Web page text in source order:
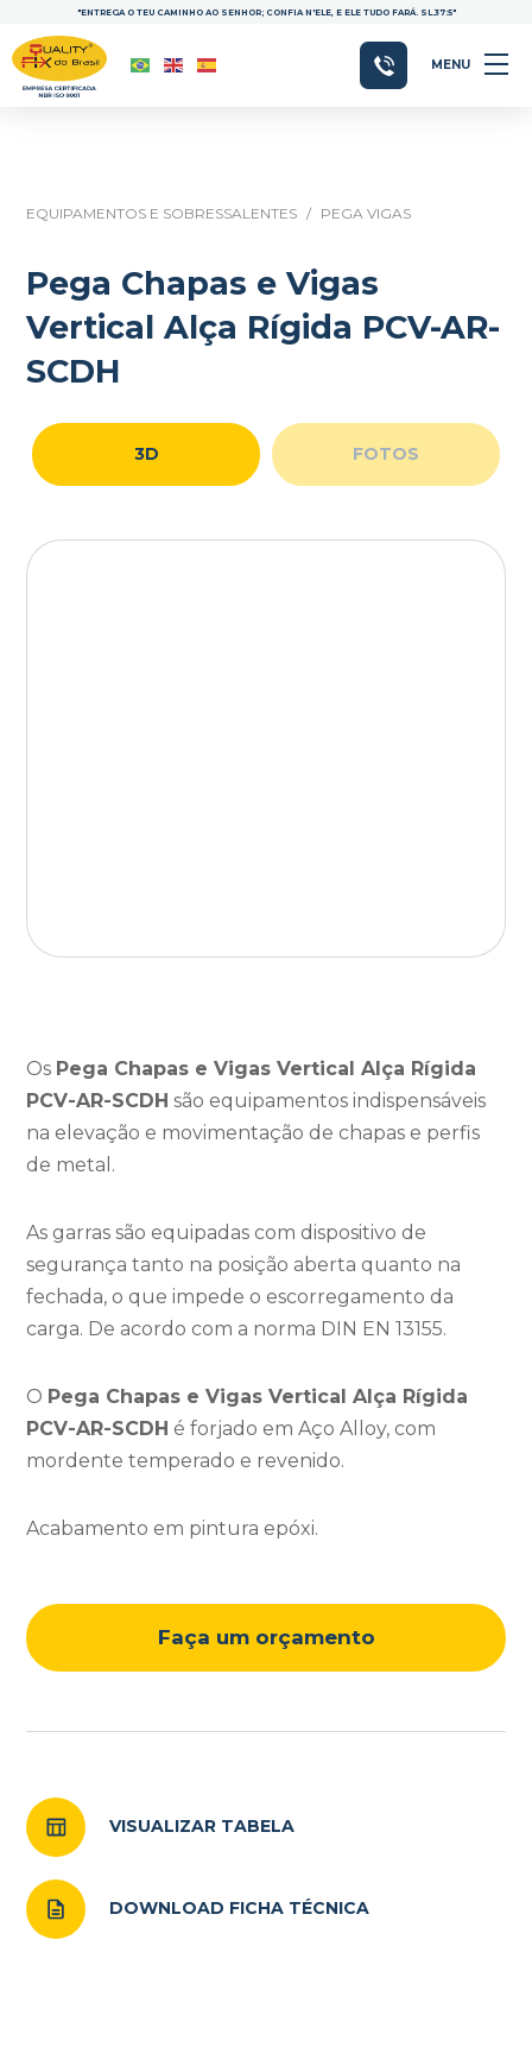
"ENTREGA O TEU CAMINHO AO SENHOR; CONFIA N'ELE, E ELE TUDO FARÁ. SL.37:5"
MENU
EQUIPAMENTOS E SOBRESSALENTES / PEGA VIGAS
Pega Chapas e Vigas
Vertical Alça Rígida PCV-AR-
SCDH
3D FOTOS
Os Pega Chapas e Vigas Vertical Alça Rígida
PCV-AR-SCDH são equipamentos indispensáveis
na elevação e movimentação de chapas e perfis
de metal.
As garras são equipadas com dispositivo de
segurança tanto na posição aberta quanto na
fechada, o que impede o escorregamento da
carga. De acordo com a norma DIN EN 13155.
O Pega Chapas e Vigas Vertical Alça Rígida
PCV-AR-SCDH é forjado em Aço Alloy, com
mordente temperado e revenido.
Acabamento em pintura epóxi.
Faça um orçamento
VISUALIZAR TABELA
DOWNLOAD FICHA TÉCNICA